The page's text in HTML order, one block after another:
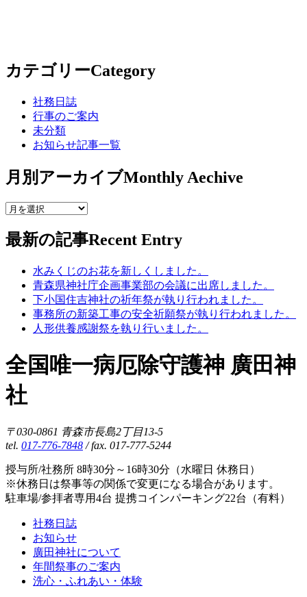
カテゴリーCategory
社務日誌
行事のご案内
未分類
お知らせ記事一覧
月別アーカイブMonthly Aechive
最新の記事Recent Entry
水みくじのお花を新しくしました。
青森県神社庁企画事業部の会議に出席しました。
下小国住吉神社の祈年祭が執り行われました。
事務所の新築工事の安全祈願祭が執り行われました。
人形供養感謝祭を執り行いました。
全国唯一病厄除守護神 廣田神
社
〒030-0861 青森市長島2丁目13-5
tel. 017-776-7848/ fax. 017-777-5244
授与所/社務所 8時30分～16時30分（水曜日 休務日）
※休務日は祭事等の関係で変更になる場合があります。
駐車場/参拝者専用4台 提携コインパーキング22台（有料）
社務日誌
お知らせ
廣田神社について
年間祭事のご案内
洗心・ふれあい・体験